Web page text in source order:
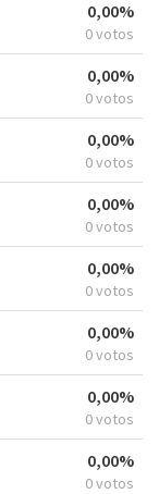
0,00%
0 votos
0,00%
0 votos
0,00%
0 votos
0,00%
0 votos
0,00%
0 votos
0,00%
0 votos
0,00%
0 votos
0,00%
0 votos